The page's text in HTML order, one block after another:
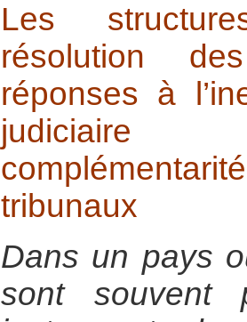
Les
résolution
réponses à
judiciaire
tribunaux
Dans un pays
sont souvent